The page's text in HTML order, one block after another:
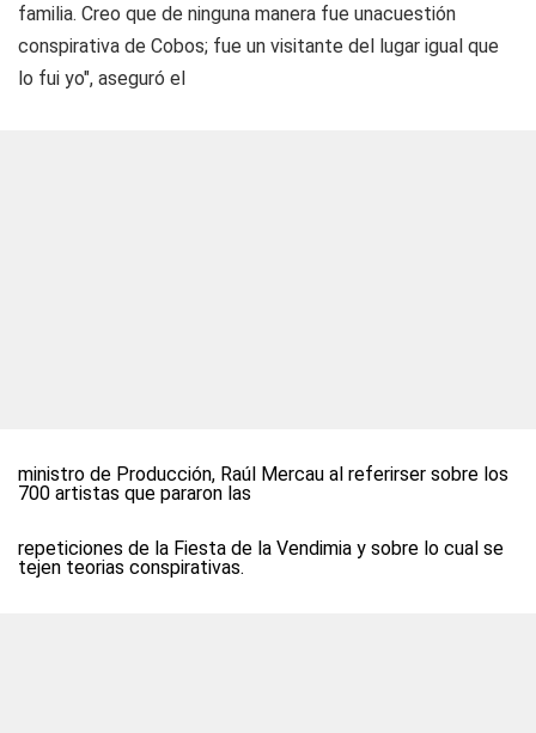
familia. Creo que de ninguna manera fue unacuestión
conspirativa de Cobos; fue un visitante del lugar igual que
lo fui yo", aseguró el
ministro de Producción, Raúl Mercau al referirser sobre los
700 artistas que pararon las
repeticiones de la Fiesta de la Vendimia y sobre lo cual se
tejen teorias conspirativas.